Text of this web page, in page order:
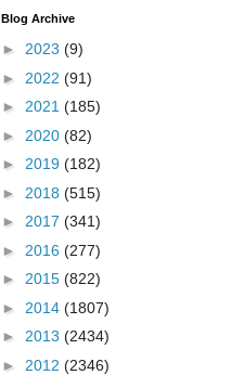
Blog Archive
► 2023 (9)
► 2022 (91)
► 2021 (185)
► 2020 (82)
► 2019 (182)
► 2018 (515)
► 2017 (341)
► 2016 (277)
► 2015 (822)
► 2014 (1807)
► 2013 (2434)
► 2012 (2346)